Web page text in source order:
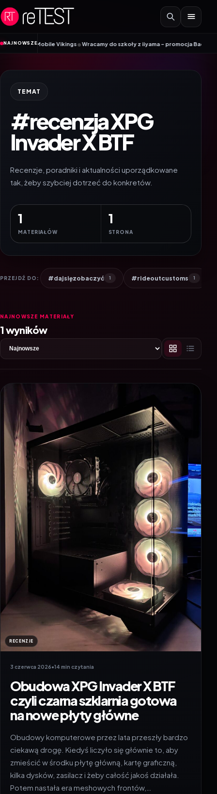
Przejdź do treści
NAJNOWSZE
Mobile Vikings•Wracamy do szkoły z iiyama – promocja Back to School
TEMAT
#recenzja XPG
Invader X BTF
Recenzje, poradniki i aktualności uporządkowane
tak, żeby szybciej dotrzeć do konkretów.
1
MATERIAŁÓW
1
STRONA
PRZEJDŹ DO: #dajsięzobaczyć 1 #rideoutcustoms 1
NAJNOWSZE MATERIAŁY
1 wyników
RECENZJE
3 czerwca 2026•14 min czytania
Obudowa XPG Invader X BTF
czyli czarna szklarnia gotowa
na nowe płyty główne
Obudowy komputerowe przez lata przeszły bardzo
ciekawą drogę. Kiedyś liczyło się głównie to, aby
zmieścić w środku płytę główną, kartę graficzną,
kilka dysków, zasilacz i żeby całość jakoś działała.
Potem nastała era meshowych frontów,…